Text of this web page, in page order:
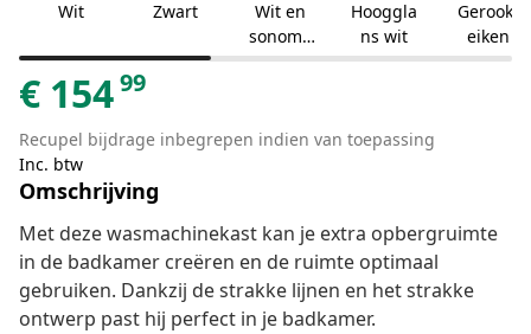
Wit Zwart
Wit en
sonoma
eiken
Hooggla
ns wit
Gerookt
eiken
€ 15499
Recupel bijdrage inbegrepen indien van toepassing
Inc. btw
Omschrijving
Met deze wasmachinekast kan je extra opbergruimte
in de badkamer creëren en de ruimte optimaal
gebruiken. Dankzij de strakke lijnen en het strakke
ontwerp past hij perfect in je badkamer.